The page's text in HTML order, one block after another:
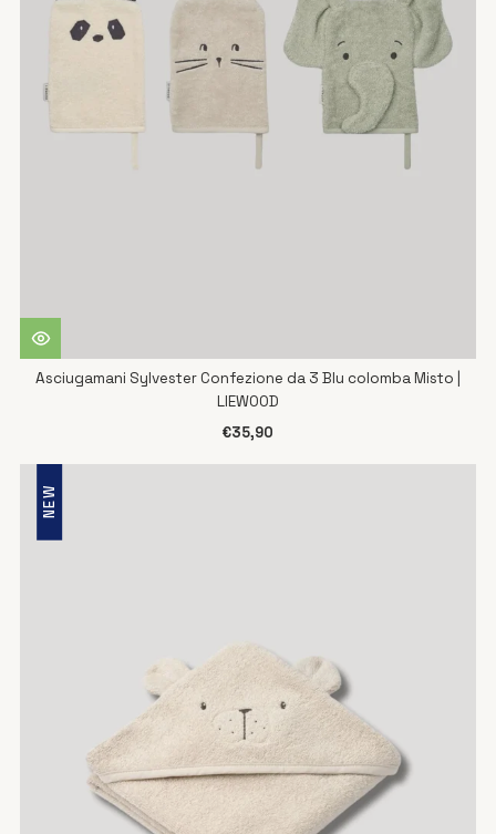
Asciugamani Sylvester Confezione da 3 Blu colomba Misto |
LIEWOOD
€35,90
NEW